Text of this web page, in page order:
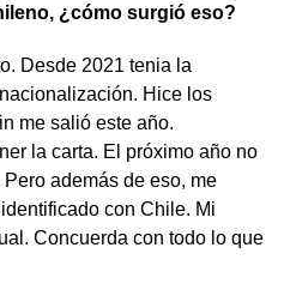
¿cómo surgió eso?
Desde 2021 tenia la
Hice los
me salió este año.
la carta. El próximo año no
además de eso, me
con Chile. Mi
Concuerda con todo lo que